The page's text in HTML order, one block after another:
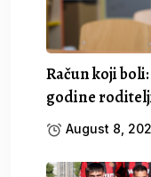
Račun koji
godine
August 8,